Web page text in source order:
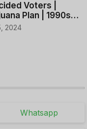
Voters |
Plan | 1990s
Robinson
2024
Whatsapp